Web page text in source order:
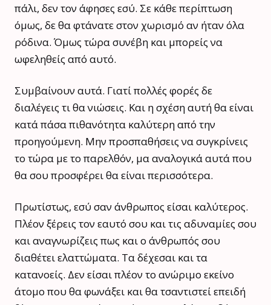
πάλι, δεν τον άφησες εσύ. Σε κάθε περίπτωση
όμως, δε θα φτάνατε στον χωρισμό αν ήταν όλα
ρόδινα. Όμως τώρα συνέβη και μπορείς να
ωφεληθείς από αυτό.
Συμβαίνουν αυτά. Γιατί πολλές φορές δε
διαλέγεις τι θα νιώσεις. Και η σχέση αυτή θα είναι
κατά πάσα πιθανότητα καλύτερη από την
προηγούμενη. Μην προσπαθήσεις να συγκρίνεις
το τώρα με το παρελθόν, μα αναλογικά αυτά που
θα σου προσφέρει θα είναι περισσότερα.
Πρωτίστως, εσύ σαν άνθρωπος είσαι καλύτερος.
Πλέον ξέρεις τον εαυτό σου και τις αδυναμίες σου
και αναγνωρίζεις πως και ο άνθρωπός σου
διαθέτει ελαττώματα. Τα δέχεσαι και τα
κατανοείς. Δεν είσαι πλέον το ανώριμο εκείνο
άτομο που θα φωνάξει και θα τσαντιστεί επειδή